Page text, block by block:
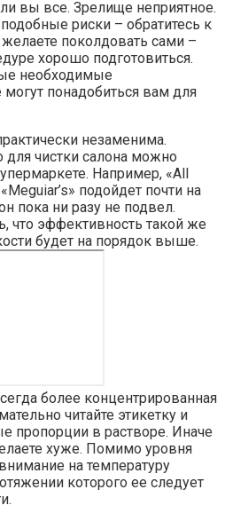
вы все. Зрелище неприятное.
риски – обратитесь к
поколдовать сами –
хорошо подготовиться.
необходимые
понадобиться вам для
незаменима.
для чистки салона можно
Например, «All
подойдет почти на
пока ни разу не подвел.
что эффективность такой же
будет на порядок выше.
более концентрированная
читайте этикетку и
пропорции в растворе. Иначе
хуже. Помимо уровня
на температуру
которого ее следует